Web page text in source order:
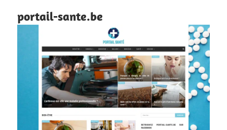
portail-sante.be